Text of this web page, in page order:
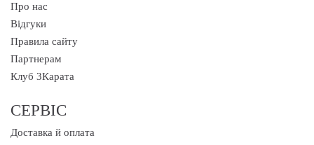
Про нас
Відгуки
Правила сайту
Партнерам
Клуб 3Карата
СЕРВІС
Доставка й оплата